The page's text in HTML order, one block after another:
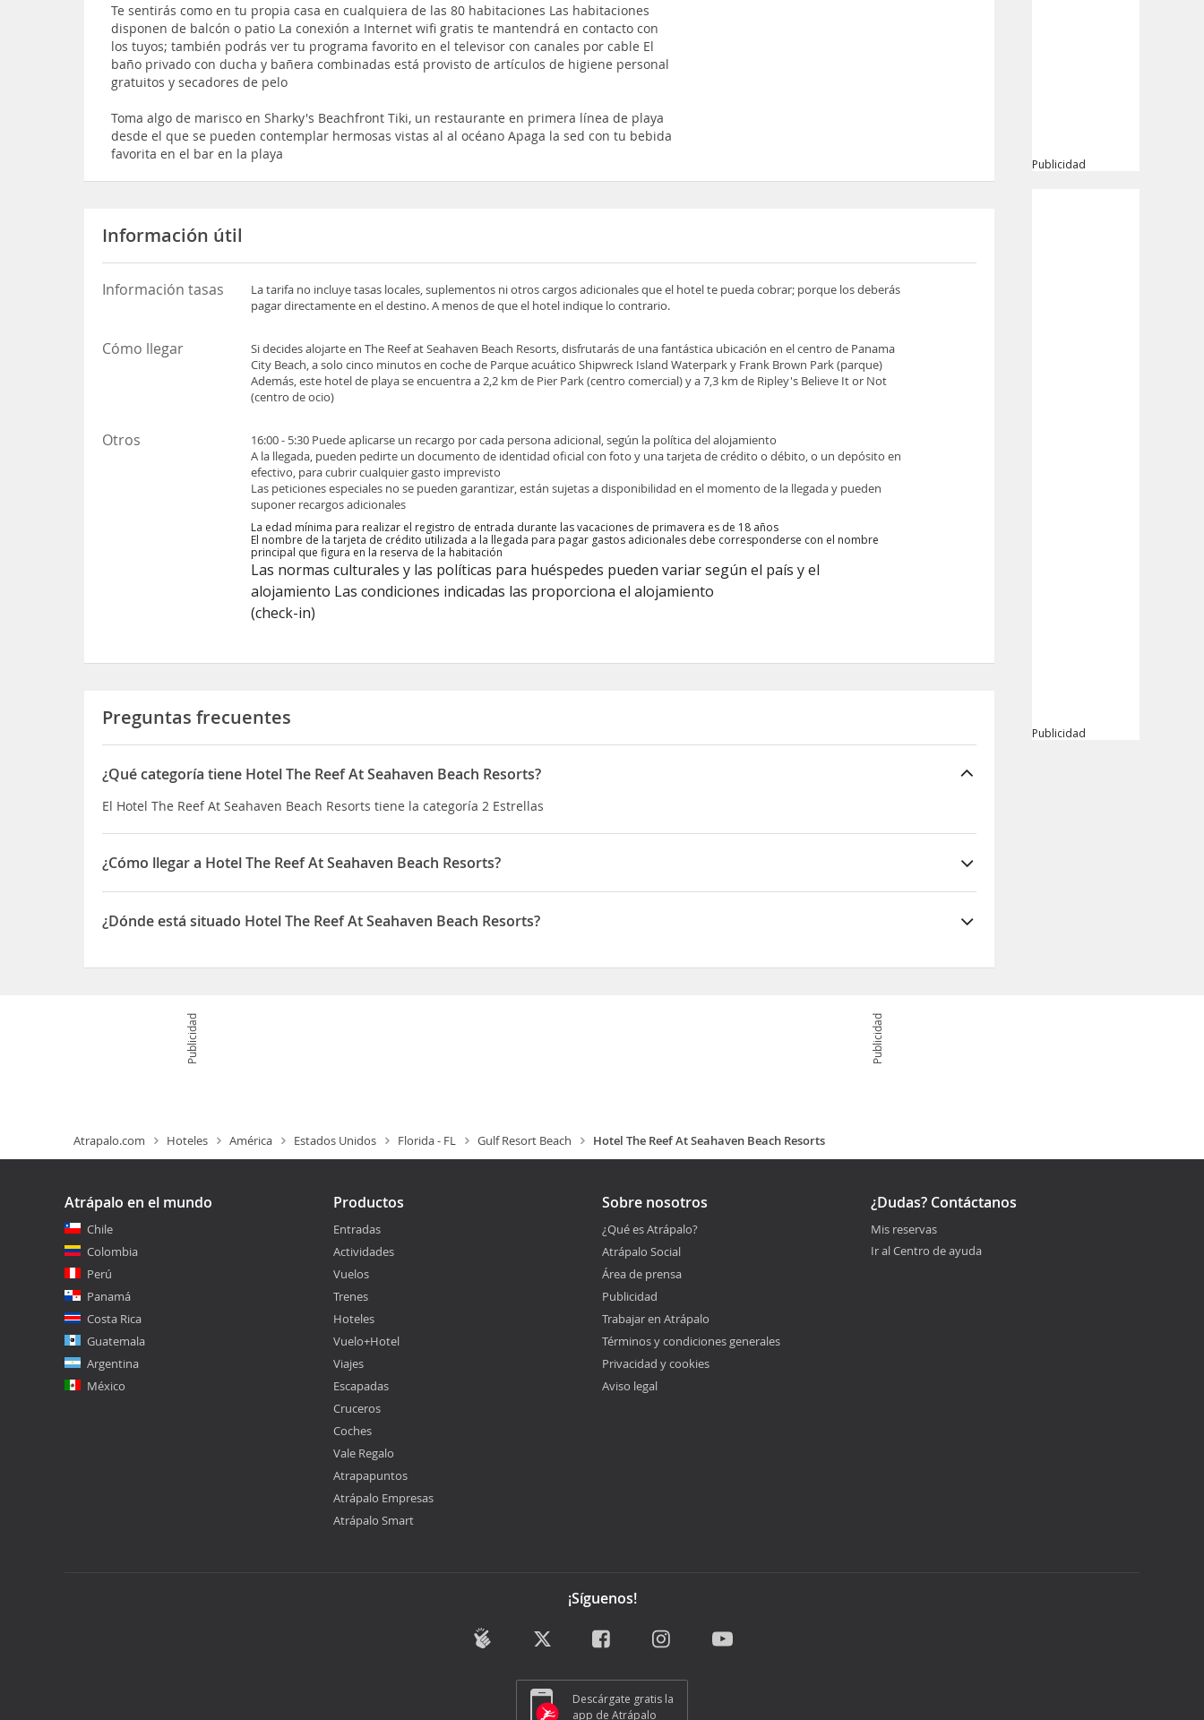
Te sentirás como en tu propia casa en cualquiera de las 80 habitaciones Las habitaciones
disponen de balcón o patio La conexión a Internet wifi gratis te mantendrá en contacto con
los tuyos; también podrás ver tu programa favorito en el televisor con canales por cable El
baño privado con ducha y bañera combinadas está provisto de artículos de higiene personal
gratuitos y secadores de pelo
Toma algo de marisco en Sharky's Beachfront Tiki, un restaurante en primera línea de playa
desde el que se pueden contemplar hermosas vistas al al océano Apaga la sed con tu bebida
favorita en el bar en la playa
Información útil
Información tasas
La tarifa no incluye tasas locales, suplementos ni otros cargos adicionales que el hotel te pueda cobrar; porque los deberás
pagar directamente en el destino. A menos de que el hotel indique lo contrario.
Cómo llegar
Si decides alojarte en The Reef at Seahaven Beach Resorts, disfrutarás de una fantástica ubicación en el centro de Panama
City Beach, a solo cinco minutos en coche de Parque acuático Shipwreck Island Waterpark y Frank Brown Park (parque)
Además, este hotel de playa se encuentra a 2,2 km de Pier Park (centro comercial) y a 7,3 km de Ripley's Believe It or Not
(centro de ocio)
Otros
16:00 - 5:30 Puede aplicarse un recargo por cada persona adicional, según la política del alojamiento
A la llegada, pueden pedirte un documento de identidad oficial con foto y una tarjeta de crédito o débito, o un depósito en
efectivo, para cubrir cualquier gasto imprevisto
Las peticiones especiales no se pueden garantizar, están sujetas a disponibilidad en el momento de la llegada y pueden
suponer recargos adicionales
La edad mínima para realizar el registro de entrada durante las vacaciones de primavera es de 18 años
El nombre de la tarjeta de crédito utilizada a la llegada para pagar gastos adicionales debe corresponderse con el nombre
principal que figura en la reserva de la habitación
Las normas culturales y las políticas para huéspedes pueden variar según el país y el
alojamiento Las condiciones indicadas las proporciona el alojamiento
(check-in)
Preguntas frecuentes
¿Qué categoría tiene Hotel The Reef At Seahaven Beach Resorts?
El Hotel The Reef At Seahaven Beach Resorts tiene la categoría 2 Estrellas
¿Cómo llegar a Hotel The Reef At Seahaven Beach Resorts?
Si decides alojarte en The Reef at Seahaven Beach Resorts, disfrutarás de una fantástica ubicación en el centro de Panama City Beach, a
solo cinco minutos en coche de Parque acuático Shipwreck Island Waterpark y Frank Brown Park (parque) Además, este hotel de playa
se encuentra a 2,2 km de Pier Park (centro comercial) y a 7,3 km de Ripley's Believe It or Not (centro de ocio)
¿Dónde está situado Hotel The Reef At Seahaven Beach Resorts?
Publicidad
Publicidad
Publicidad Publicidad
Atrapalo.com Hoteles América Estados Unidos Florida - FL Gulf Resort Beach Hotel The Reef At Seahaven Beach Resorts
Atrápalo en el mundo
Chile
Colombia
Perú
Panamá
Costa Rica
Guatemala
Argentina
México
Productos
Entradas
Actividades
Vuelos
Trenes
Hoteles
Vuelo+Hotel
Viajes
Escapadas
Cruceros
Coches
Vale Regalo
Atrapapuntos
Atrápalo Empresas
Atrápalo Smart
Sobre nosotros
¿Qué es Atrápalo?
Atrápalo Social
Área de prensa
Publicidad
Trabajar en Atrápalo
Términos y condiciones generales
Privacidad y cookies
Aviso legal
¿Dudas? Contáctanos
Mis reservas
Ir al Centro de ayuda
¡Síguenos!
Descárgate gratis la
app de Atrápalo